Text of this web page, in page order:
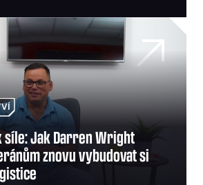
Jak Darren Wright pomáhá
síle: Jak Darren Wright
znovu vybudovat si